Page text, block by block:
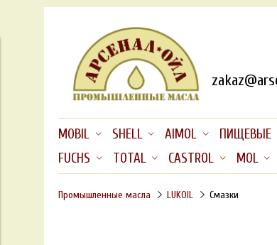
MOBIL SHELL AIMOL ПИЩЕВЫЕ
FUCHS
TOTAL CASTROL MOL
Промышленные масла LUKOIL Смазки